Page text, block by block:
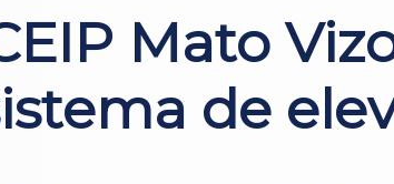
Mato
de